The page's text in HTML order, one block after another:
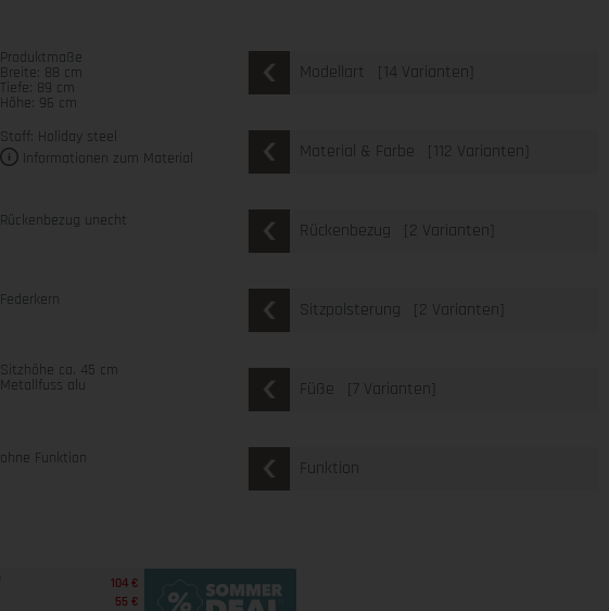
Produktmaße
Breite: 88 cm
Tiefe: 89 cm
Höhe: 96 cm
Modellart [14 Varianten]
Stoff: Holiday steel
Informationen zum Material
Material & Farbe [112 Varianten]
Rückenbezug unecht Rückenbezug [2 Varianten]
Federkern Sitzpolsterung [2 Varianten]
Sitzhöhe ca. 45 cm
Metallfuss alu Füße [7 Varianten]
ohne Funktion Funktion
104 €
55 €